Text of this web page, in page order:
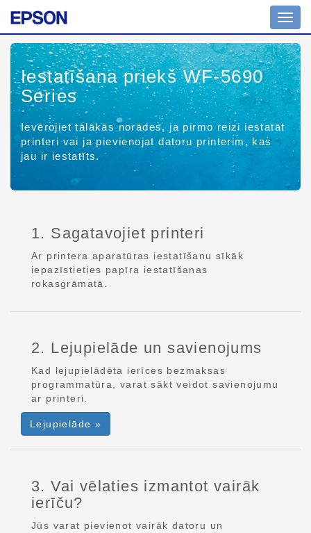
Iestatīšana priekš WF-5690
Series
Ievērojiet tālākās norādes, ja pirmo reizi iestatāt
printeri vai ja pievienojat datoru printerim, kas
jau ir iestatīts.
1. Sagatavojiet printeri
Ar printera aparatūras iestatīšanu sīkāk
iepazīstieties papīra iestatīšanas
rokasgrāmatā.
2. Lejupielāde un savienojums
Kad lejupielādēta ierīces bezmaksas
programmatūra, varat sākt veidot savienojumu
ar printeri.
Lejupielāde »
3. Vai vēlaties izmantot vairāk
ierīču?
Jūs varat pievienot vairāk datoru un